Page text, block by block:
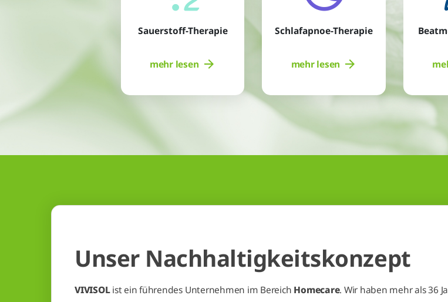
Sauerstoff-Therapie
mehr lesen
Schlafapnoe-Therapie
mehr lesen
Unser Nachhaltigkeitskonzept
VIVISOList ein führendes Unternehmen im Bereich Homecare. Wir haben mehr als 36